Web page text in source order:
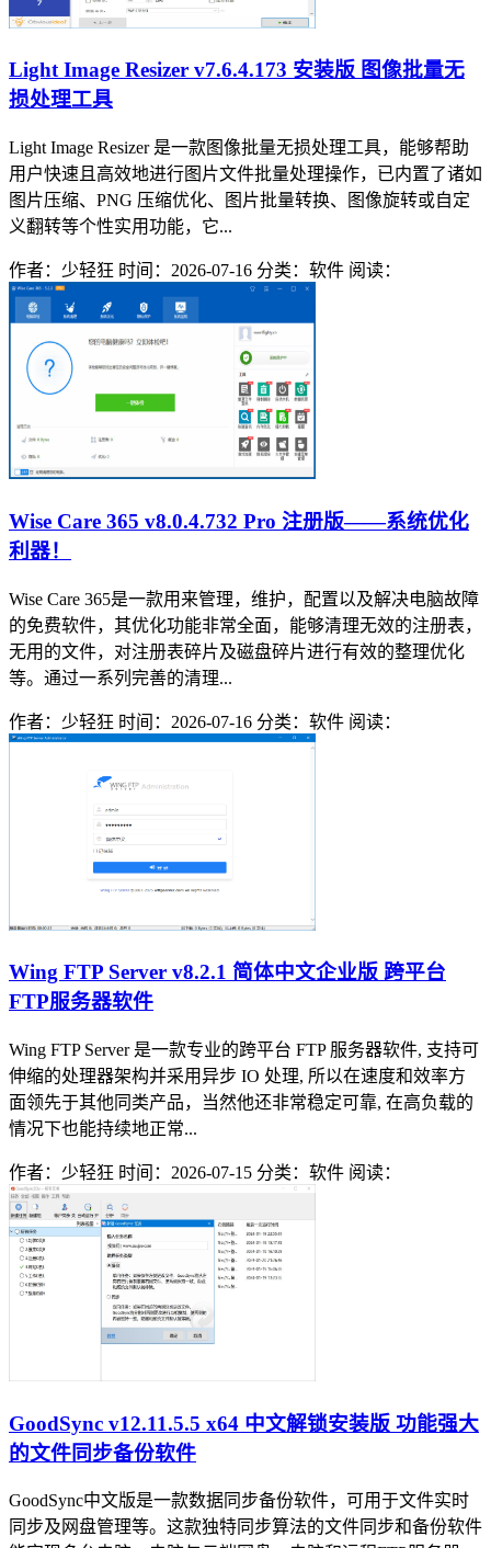
Light Image Resizer v7.6.4.173 安装版 图像批量无
损处理工具
Light Image Resizer 是一款图像批量无损处理工具，能够帮助
用户快速且高效地进行图片文件批量处理操作，已内置了诸如
图片压缩、PNG 压缩优化、图片批量转换、图像旋转或自定
义翻转等个性实用功能，它...
作者：少轻狂 时间：2026-07-16 分类：软件 阅读：
Wise Care 365 v8.0.4.732 Pro 注册版——系统优化
利器！
Wise Care 365是一款用来管理，维护，配置以及解决电脑故障
的免费软件，其优化功能非常全面，能够清理无效的注册表，
无用的文件，对注册表碎片及磁盘碎片进行有效的整理优化
等。通过一系列完善的清理...
作者：少轻狂 时间：2026-07-16 分类：软件 阅读：
Wing FTP Server v8.2.1 简体中文企业版 跨平台
FTP服务器软件
Wing FTP Server 是一款专业的跨平台 FTP 服务器软件, 支持可
伸缩的处理器架构并采用异步 IO 处理, 所以在速度和效率方
面领先于其他同类产品，当然他还非常稳定可靠, 在高负载的
情况下也能持续地正常...
作者：少轻狂 时间：2026-07-15 分类：软件 阅读：
GoodSync v12.11.5.5 x64 中文解锁安装版 功能强大
的文件同步备份软件
GoodSync中文版是一款数据同步备份软件，可用于文件实时
同步及网盘管理等。这款独特同步算法的文件同步和备份软件